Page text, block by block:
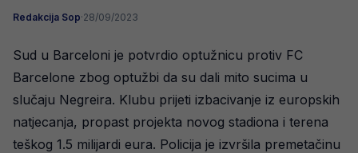
Redakcija Sop·28/09/2023
Sud u Barceloni je potvrdio optužnicu protiv FC
Barcelone zbog optužbi da su dali mito sucima u
slučaju Negreira. Klubu prijeti izbacivanje iz europskih
natjecanja, propast projekta novog stadiona i terena
teškog 1.5 milijardi eura. Policija je izvršila premetačinu